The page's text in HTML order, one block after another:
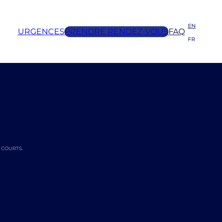
URGENCESPRENDRE RENDEZ-VOUSFAQ
EN
FR